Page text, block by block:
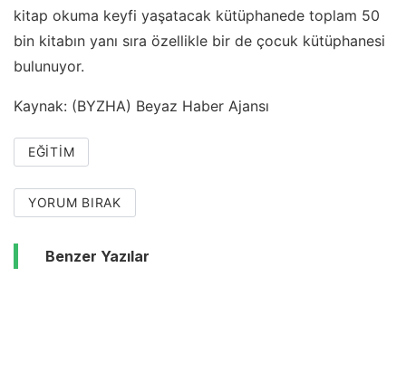
kitap okuma keyfi yaşatacak kütüphanede toplam 50
bin kitabın yanı sıra özellikle bir de çocuk kütüphanesi
bulunuyor.
Kaynak: (BYZHA) Beyaz Haber Ajansı
EĞITIM
YORUM BIRAK
Benzer Yazılar